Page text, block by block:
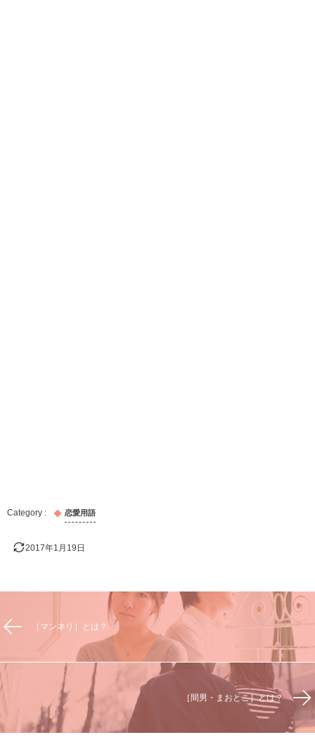
恋愛用語
2017年1月19日
［マンネリ］とは？
［間男・まおとこ］とは？